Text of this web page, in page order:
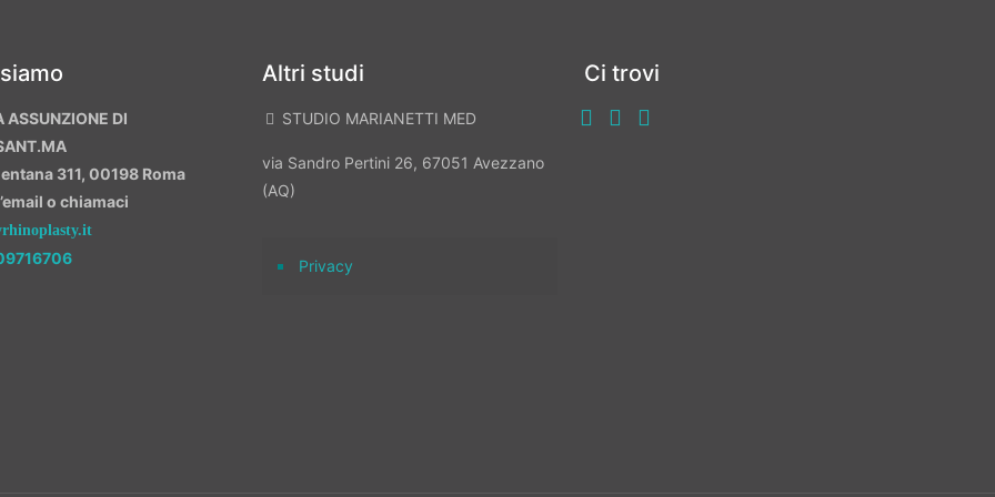
ASSUNZIONE DI
311, 00198 Roma
o chiamaci
Altri studi
STUDIO MARIANETTI MED
via Sandro Pertini 26, 67051 Avezzano
(AQ)
Privacy
Ci trovi